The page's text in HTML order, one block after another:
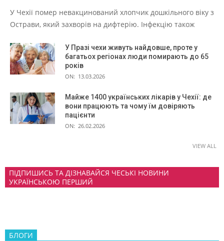
У Чехії помер невакцинований хлопчик дошкільного віку з
Острави, який захворів на дифтерію. Інфекцію також
У Празі чехи живуть найдовше, проте у
багатьох регіонах люди помирають до 65
років
ON: 13.03.2026
Майже 1400 українських лікарів у Чехії: де
вони працюють та чому їм довіряють
пацієнти
ON: 26.02.2026
VIEW ALL
ПІДПИШИСЬ ТА ДІЗНАВАЙСЯ ЧЕСЬКІ НОВИНИ
УКРАЇНСЬКОЮ ПЕРШИЙ
БЛОГИ